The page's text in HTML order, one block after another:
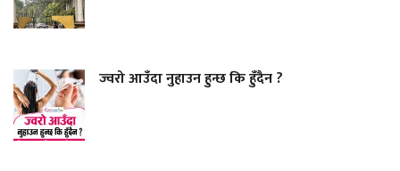
ज्वरो आउँदा नुहाउन हुन्छ कि हुँदैन ?